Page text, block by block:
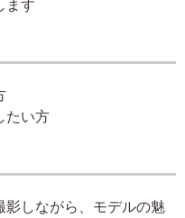
ます
みたい方
たい方
影しながら、モデルの魅